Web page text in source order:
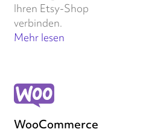
Ihren Etsy-Shop
verbinden.
Mehr lesen
WooCommerce